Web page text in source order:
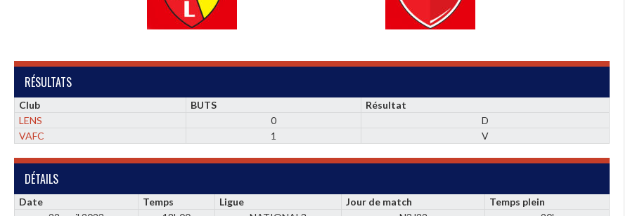
RÉSULTATS
Club BUTS
Résultat
LENS
0
D
VAFC
1 V
DÉTAILS
Date Temps Ligue Jour de match
Temps plein